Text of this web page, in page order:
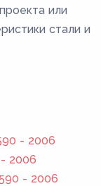
или
стали и
- 2006
2006
- 2006